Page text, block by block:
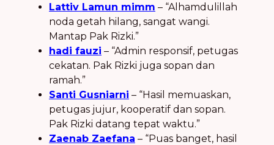
Lattiv Lamun mimm – “Alhamdulillah
noda getah hilang, sangat wangi.
Mantap Pak Rizki.”
hadi fauzi – “Admin responsif, petugas
cekatan. Pak Rizki juga sopan dan
ramah.”
Santi Gusniarni – “Hasil memuaskan,
petugas jujur, kooperatif dan sopan.
Pak Rizki datang tepat waktu.”
Zaenab Zaefana – “Puas banget, hasil